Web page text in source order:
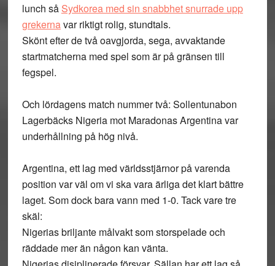
lunch så Sydkorea med sin snabbhet snurrade upp
grekernavar riktigt rolig, stundtals.
Skönt efter de två oavgjorda, sega, avvaktande
startmatcherna med spel som är på gränsen till
fegspel.
Och lördagens match nummer två: Sollentunabon
Lagerbäcks Nigeria mot Maradonas Argentina var
underhållning på hög nivå.
Argentina, ett lag med världsstjärnor på varenda
position var väl om vi ska vara ärliga det klart bättre
laget. Som dock bara vann med 1-0. Tack vare tre
skäl:
Nigerias briljante målvakt som storspelade och
räddade mer än någon kan vänta.